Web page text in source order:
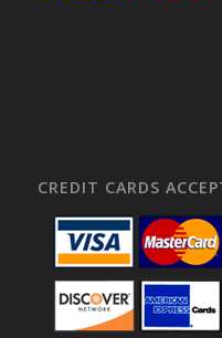
CREDIT CARDS